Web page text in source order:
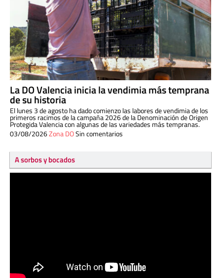
La DO Valencia inicia la vendimia más temprana
de su historia
El lunes 3 de agosto ha dado comienzo las labores de vendimia de los
primeros racimos de la campaña 2026 de la Denominación de Origen
Protegida Valencia con algunas de las variedades más tempranas.
03/08/2026Zona DOSin comentarios
A sorbos y bocados